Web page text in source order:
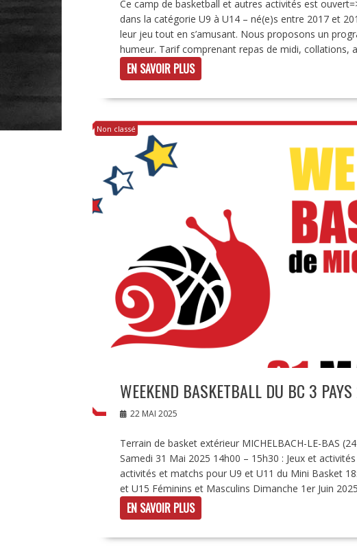
Ce camp de basketball et autres activités est
dans la catégorie U9 à U14 – né(e)s entre 2017 et
leur jeu tout en s’amusant. Nous proposons un
humeur. Tarif comprenant repas de midi, collations,
EN SAVOIR PLUS
Non classé
WEEKEND BASKETBALL DU BC 3
22 MAI 2025
Terrain de basket extérieur MICHELBACH-LE-BAS
Samedi 31 Mai 2025 14h00 – 15h30 : Jeux et
activités et matchs pour U9 et U11 du Mini Basket
et U15 Féminins et Masculins Dimanche 1er Juin
EN SAVOIR PLUS